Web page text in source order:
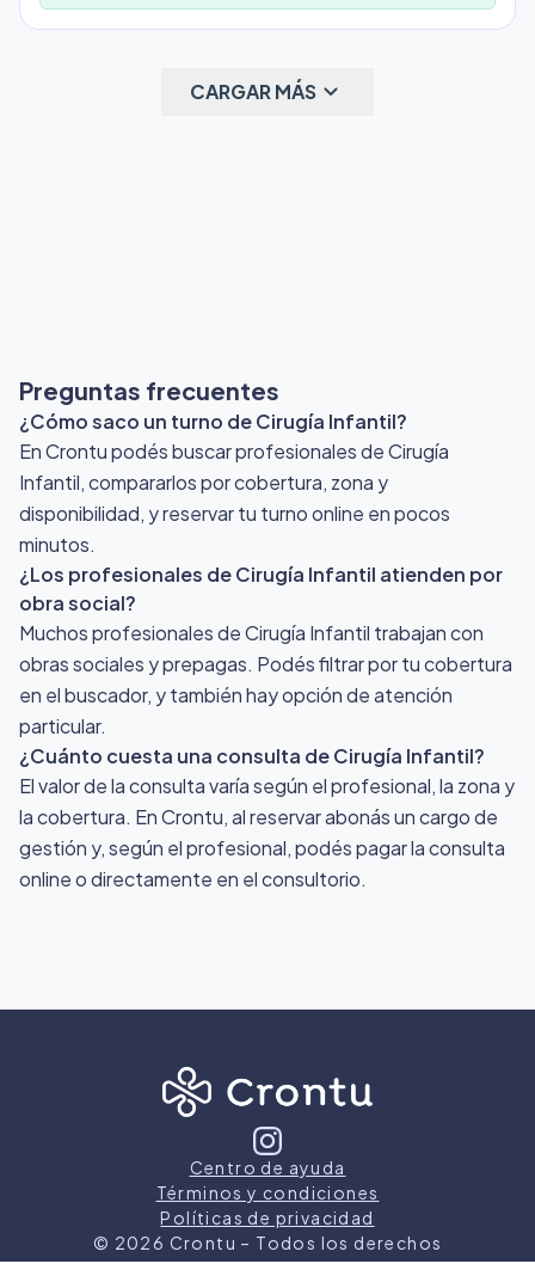
CARGAR MÁS keyboard_arrow_down
Preguntas frecuentes
¿Cómo saco un turno de Cirugía Infantil?
En Crontu podés buscar profesionales de Cirugía
Infantil, compararlos por cobertura, zona y
disponibilidad, y reservar tu turno online en pocos
minutos.
¿Los profesionales de Cirugía Infantil atienden por
obra social?
Muchos profesionales de Cirugía Infantil trabajan con
obras sociales y prepagas. Podés filtrar por tu cobertura
en el buscador, y también hay opción de atención
particular.
¿Cuánto cuesta una consulta de Cirugía Infantil?
El valor de la consulta varía según el profesional, la zona y
la cobertura. En Crontu, al reservar abonás un cargo de
gestión y, según el profesional, podés pagar la consulta
online o directamente en el consultorio.
Centro de ayuda
Términos y condiciones
Políticas de privacidad
© 2026 Crontu – Todos los derechos